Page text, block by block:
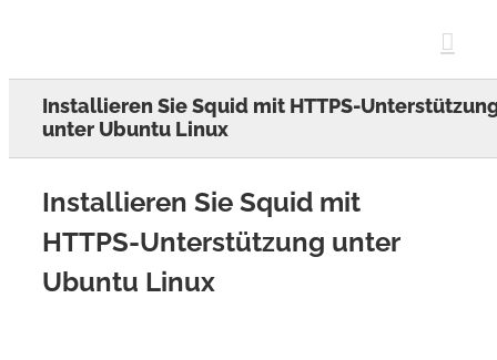
Installieren Sie Squid mit HTTPS-
unter Ubuntu Linux
Installieren Sie Squid mit
HTTPS-Unterstützung unter
Ubuntu Linux